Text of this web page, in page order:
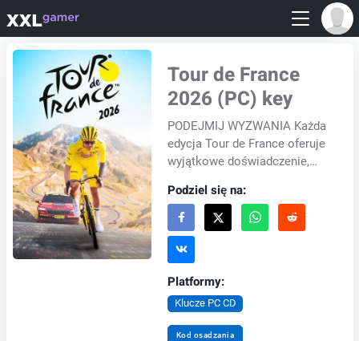
Tour de France
2026 (PC) key
PODEJMIJ WYZWANIA Każda
edycja Tour de France oferuje
wyjątkowe doświadczenie,
wyścigów nie przebiega tak
samo. Czy to upał, cz...
Podziel się na:
Platformy:
Klucze PC CD
Kod osadzania